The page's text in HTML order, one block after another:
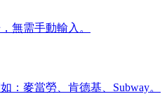
無需手動輸入。
：麥當勞、肯德基、Subway。